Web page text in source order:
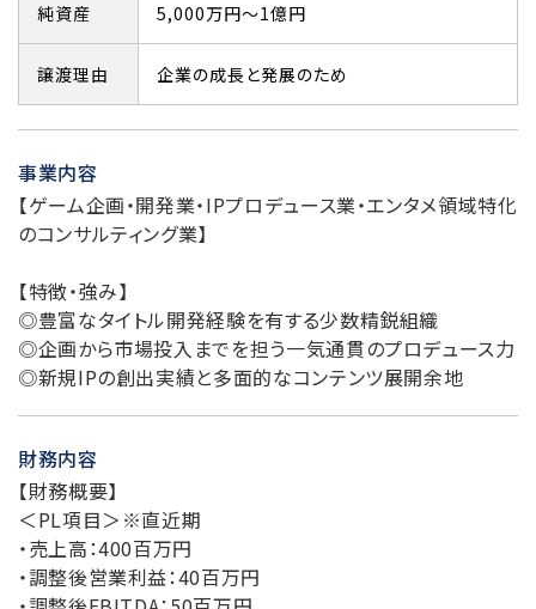
純資産 5,000万円～1億円
譲渡理由 企業の成長と発展のため
事業内容
【ゲーム企画・開発業・IPプロデュース業・エンタメ領域特化
のコンサルティング業】
【特徴・強み】
◎豊富なタイトル開発経験を有する少数精鋭組織
◎企画から市場投入までを担う一気通貫のプロデュース力
◎新規IPの創出実績と多面的なコンテンツ展開余地
財務内容
【財務概要】
＜PL項目＞※直近期
・売上高：400百万円
・調整後営業利益：40百万円